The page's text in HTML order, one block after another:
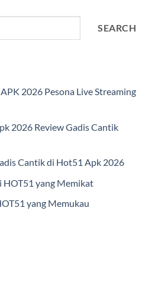
SEARCH
2026 Pesona Live Streaming
2026 Review Gadis Cantik
Cantik di Hot51 Apk 2026
HOT51 yang Memikat
yang Memukau